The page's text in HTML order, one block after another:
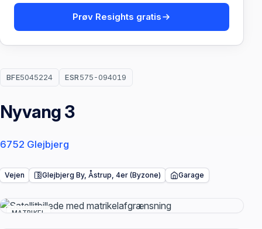
BFE5045224 ESR575-094019
Nyvang 3
6752 Glejbjerg
Vejen Glejbjerg By, Åstrup, 4er (Byzone) Garage
MATRIKEL
Prøv Resights gratis